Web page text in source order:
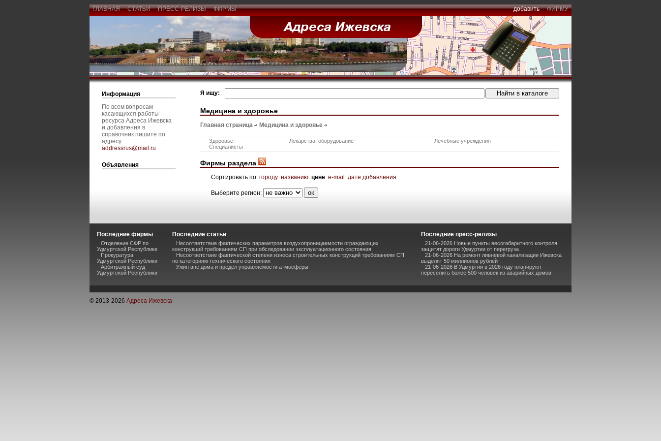
ГЛАВНАЯ СТАТЬИ ПРЕСС-РЕЛИЗЫ ФИРМЫ добавить ФИРМУ
Информация
По всем вопросам
касающихся работы
ресурса Адреса Ижевска
и добавления в
справочник пишите по
адресу
addressrus@mail.ru.
Объявления
Я ищу:
Медицина и здоровье
Главная страница Медицина и здоровье
Здоровье Лекарства, оборудование
Лечебные учреждения
Специалисты
Фирмы раздела
Сортировать по: городу названию цене e-mail дате добавления
Выберите регион:
Последние фирмы
Отделение СФР по
Удмуртской Республике
Прокуратура
Удмуртской Республики
Арбитражный суд
Удмуртской Республики
Последние статьи
Несоответствие фактических параметров воздухопроницаемости ограждающих
конструкций требованиям СП при обследовании эксплуатационного состояния
Несоответствие фактической степени износа строительных конструкций требованиям СП
по категориям технического состояния
Ужин вне дома и предел управляемости атмосферы
Последние пресс-релизы
21-06-2026 Новые пункты весогабаритного контроля
защитят дороги Удмуртии от перегруза
21-06-2026 На ремонт ливневой канализации Ижевска
выделят 50 миллионов рублей
21-06-2026 В Удмуртии в 2026 году планируют
переселить более 500 человек из аварийных домов
© 2013-2026 Адреса Ижевска